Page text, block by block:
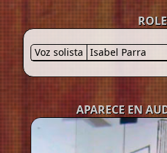
Voz solista Isabel Parra
APARECE EN